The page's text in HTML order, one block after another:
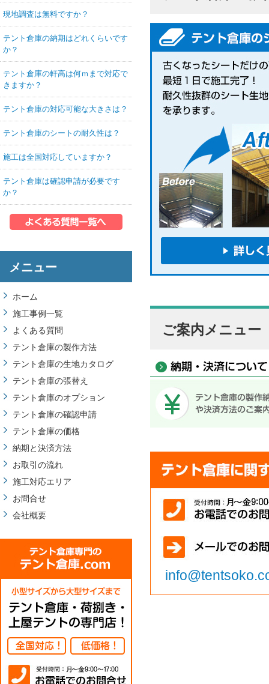
ご案内メニュー
現地調査は無料ですか？
テント倉庫の納期はどれくらいです
か？
テント倉庫の軒高は何ｍまで対応で
きますか？
テント倉庫の対応可能な大きさは？
テント倉庫のシートの耐久性は？
施工は全国対応していますか？
テント倉庫は確認申請が必要です
か？
メニュー
ホーム
施工事例一覧
よくある質問
テント倉庫の製作方法
テント倉庫の生地カタログ
テント倉庫の張替え
テント倉庫のオプション
テント倉庫の確認申請
テント倉庫の価格
納期と決済方法
お取引の流れ
施工対応エリア
お問合せ
会社概要